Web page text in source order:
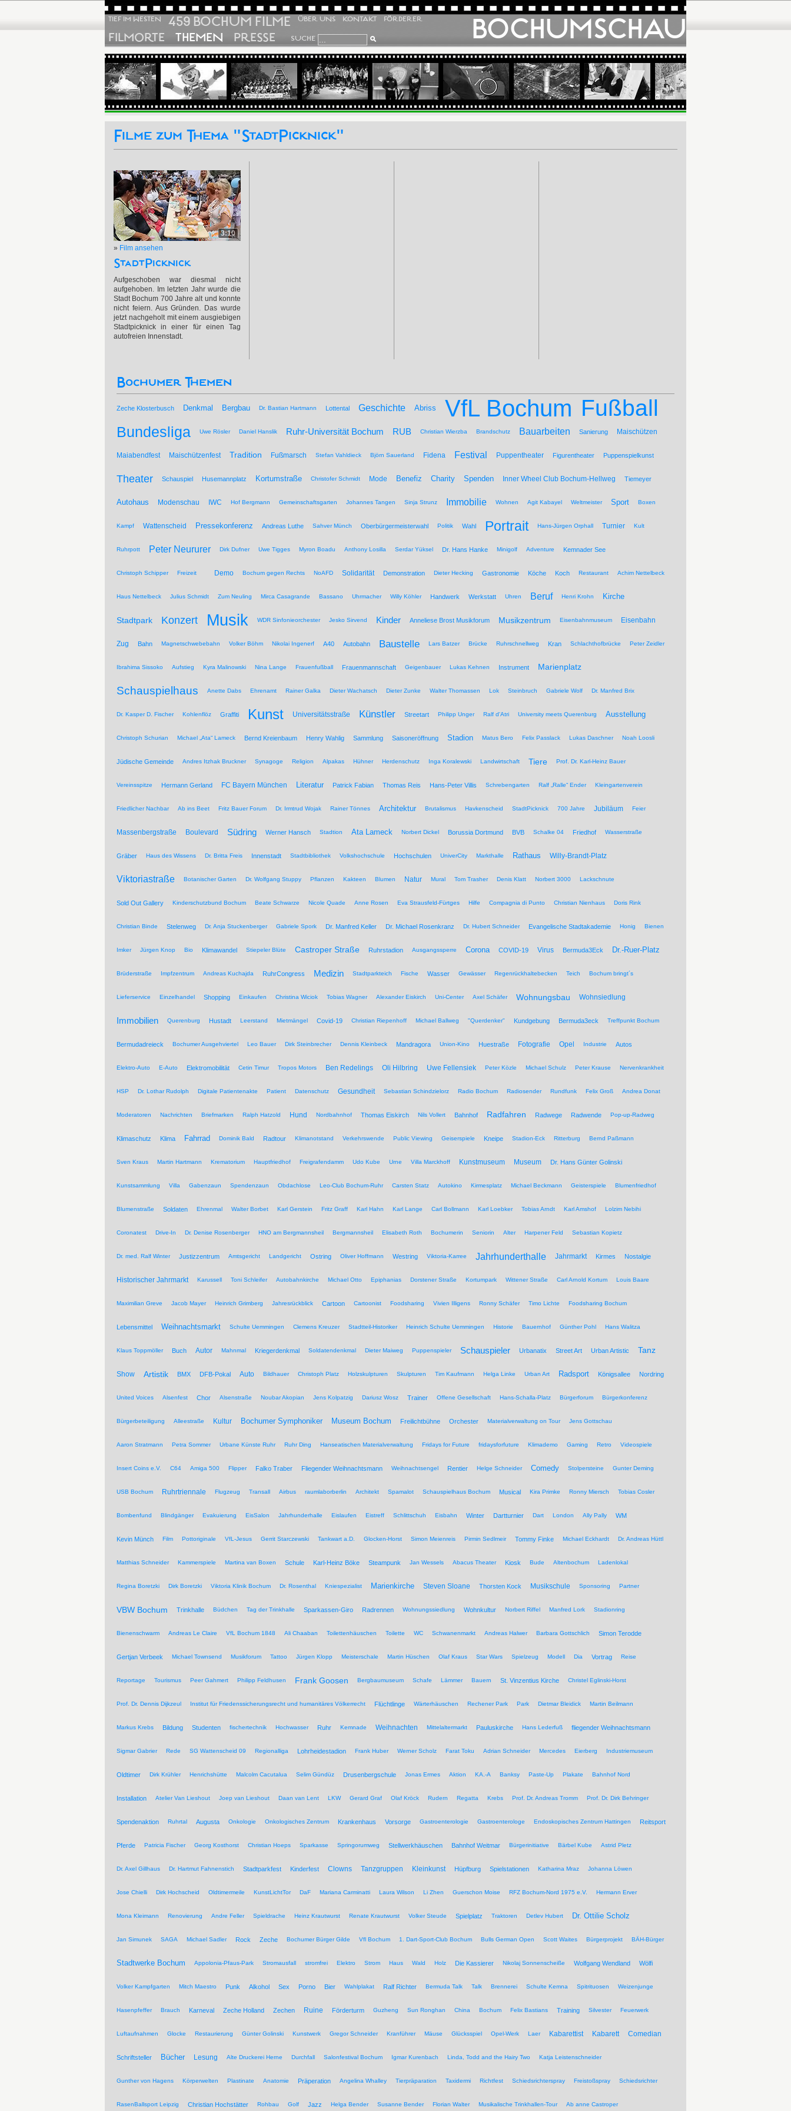
BOCHUMSCHAU
TIEF IM WESTEN 459 BOCHUM FILME ÜBER UNS KONTAKT FÖRDERER
FILMORTE THEMEN PRESSE SUCHE
Filme zum Thema "StadtPicknick"
3:10
» Film ansehen
StadtPicknick
Aufgeschoben war diesmal nicht
aufgehoben. Im letzten Jahr wurde die
Stadt Bochum 700 Jahre alt und konnte
nicht feiern. Aus Gründen. Das wurde
jetzt nachgeholt mit einem ausgiebigen
Stadtpicknick in einer für einen Tag
autofreien Innenstadt.
Bochumer Themen
Zeche Klosterbusch Denkmal Bergbau Dr. Bastian Hartmann Lottental Geschichte Abriss VfL Bochum Fußball
Bundesliga Uwe Rösler Daniel Hanslik Ruhr-Universität Bochum RUB Christian Wierzba Brandschutz Bauarbeiten Sanierung Maischützen
Maiabendfest Maischützenfest Tradition Fußmarsch Stefan Vahldieck Björn Sauerland Fidena Festival Puppentheater Figurentheater Puppenspielkunst
Theater Schauspiel Husemannplatz Kortumstraße Christofer Schmidt Mode Benefiz Charity Spenden Inner Wheel Club Bochum-Hellweg Tiemeyer
Autohaus Modenschau IWC Hof Bergmann Gemeinschaftsgarten Johannes Tangen Sinja Strunz Immobilie Wohnen Agit Kabayel Weltmeister Sport Boxen
Kampf Wattenscheid Pressekonferenz Andreas Luthe Sahver Münch Oberbürgermeisterwahl Politik Wahl Portrait Hans-Jürgen Orphall Turnier Kult
Ruhrpott Peter Neururer Dirk Dufner Uwe Tigges Myron Boadu Anthony Losilla Serdar Yüksel Dr. Hans Hanke Minigolf Adventure Kemnader See
Christoph Schipper Freizeit Demo Bochum gegen Rechts NoAFD Solidarität Demonstration Dieter Hecking Gastronomie Köche Koch Restaurant Achim Nettelbeck
Haus Nettelbeck Julius Schmidt Zum Neuling Mirca Casagrande Bassano Uhrmacher Willy Köhler Handwerk Werkstatt Uhren Beruf Henri Krohn Kirche
Stadtpark Konzert Musik WDR Sinfonieorchester Jesko Sirvend Kinder Anneliese Brost Musikforum Musikzentrum Eisenbahnmuseum Eisenbahn
Zug Bahn Magnetschwebebahn Volker Böhm Nikolai Ingenerf A40 Autobahn Baustelle Lars Batzer Brücke Ruhrschnellweg Kran Schlachthofbrücke Peter Zeidler
Ibrahima Sissoko Aufstieg Kyra Malinowski Nina Lange Frauenfußball Frauenmannschaft Geigenbauer Lukas Kehnen Instrument Marienplatz
Schauspielhaus Anette Dabs Ehrenamt Rainer Galka Dieter Wachatsch Dieter Zunke Walter Thomassen Lok Steinbruch Gabriele Wolf Dr. Manfred Brix
Dr. Kasper D. Fischer Kohlenflöz Graffiti Kunst Universitätsstraße Künstler Streetart Philipp Unger Ralf d'Atri University meets Querenburg Ausstellung
Christoph Schurian Michael „Ata“ Lameck Bernd Kreienbaum Henry Wahlig Sammlung Saisoneröffnung Stadion Matus Bero Felix Passlack Lukas Daschner Noah Loosli
Jüdische Gemeinde Andres Itzhak Bruckner Synagoge Religion Alpakas Hühner Herdenschutz Inga Koralewski Landwirtschaft Tiere Prof. Dr. Karl-Heinz Bauer
Vereinsspitze Hermann Gerland FC Bayern München Literatur Patrick Fabian Thomas Reis Hans-Peter Villis Schrebengarten Ralf „Ralle“ Ender Kleingartenverein
Friedlicher Nachbar Ab ins Beet Fritz Bauer Forum Dr. Irmtrud Wojak Rainer Tönnes Architektur Brutalismus Havkenscheid StadtPicknick 700 Jahre Jubiläum Feier
Massenbergstraße Boulevard Südring Werner Hansch Stadtion Ata Lameck Norbert Dickel Borussia Dortmund BVB Schalke 04 Friedhof Wasserstraße
Gräber Haus des Wissens Dr. Britta Freis Innenstadt Stadtbibliothek Volkshochschule Hochschulen UniverCity Markthalle Rathaus Willy-Brandt-Platz
Viktoriastraße Botanischer Garten Dr. Wolfgang Stuppy Pflanzen Kakteen Blumen Natur Mural Tom Trasher Denis Klatt Norbert 3000 Lackschnute
Sold Out Gallery Kinderschutzbund Bochum Beate Schwarze Nicole Quade Anne Rosen Eva Strausfeld-Fürtges Hilfe Compagnia di Punto Christian Nienhaus Doris Rink
Christian Binde Stelenweg Dr. Anja Stuckenberger Gabriele Spork Dr. Manfred Keller Dr. Michael Rosenkranz Dr. Hubert Schneider Evangelische Stadtakademie Honig Bienen
Imker Jürgen Knop Bio Klimawandel Stiepeler Blüte Castroper Straße Ruhrstadion Ausgangssperre Corona COVID-19 Virus Bermuda3Eck Dr.-Ruer-Platz
Brüderstraße Impfzentrum Andreas Kuchajda RuhrCongress Medizin Stadtparkteich Fische Wasser Gewässer Regenrückhaltebecken Teich Bochum bringt´s
Lieferservice Einzelhandel Shopping Einkaufen Christina Wiciok Tobias Wagner Alexander Eiskirch Uni-Center Axel Schäfer Wohnungsbau Wohnsiedlung
Immobilien Querenburg Hustadt Leerstand Mietmängel Covid-19 Christian Riepenhoff Michael Ballweg "Querdenker" Kundgebung Bermuda3eck Treffpunkt Bochum
Bermudadreieck Bochumer Ausgehviertel Leo Bauer Dirk Steinbrecher Dennis Kleinbeck Mandragora Union-Kino Huestraße Fotografie Opel Industrie Autos
Elektro-Auto E-Auto Elektromobilität Cetin Timur Tropos Motors Ben Redelings Oli Hilbring Uwe Fellensiek Peter Közle Michael Schulz Peter Krause Nervenkrankheit
HSP Dr. Lothar Rudolph Digitale Patientenakte Patient Datenschutz Gesundheit Sebastian Schindzielorz Radio Bochum Radiosender Rundfunk Felix Groß Andrea Donat
Moderatoren Nachrichten Briefmarken Ralph Hatzold Hund Nordbahnhof Thomas Eiskirch Nils Vollert Bahnhof Radfahren Radwege Radwende Pop-up-Radweg
Klimaschutz Klima Fahrrad Dominik Bald Radtour Klimanotstand Verkehrswende Public Viewing Geiserspiele Kneipe Stadion-Eck Ritterburg Bernd Paßmann
Sven Kraus Martin Hartmann Krematorium Hauptfriedhof Freigrafendamm Udo Kube Urne Villa Marckhoff Kunstmuseum Museum Dr. Hans Günter Golinski
Kunstsammlung Villa Gabenzaun Spendenzaun Obdachlose Leo-Club Bochum-Ruhr Carsten Statz Autokino Kirmesplatz Michael Beckmann Geisterspiele Blumenfriedhof
Blumenstraße Soldaten Ehrenmal Walter Borbet Karl Gerstein Fritz Graff Karl Hahn Karl Lange Carl Bollmann Karl Loebker Tobias Arndt Karl Amshof Lolzim Nebihi
Coronatest Drive-In Dr. Denise Rosenberger HNO am Bergmannsheil Bergmannsheil Elisabeth Roth Bochumerin Seniorin Alter Harpener Feld Sebastian Kopietz
Dr. med. Ralf Winter Justizzentrum Amtsgericht Landgericht Ostring Oliver Hoffmann Westring Viktoria-Karree Jahrhunderthalle Jahrmarkt Kirmes Nostalgie
Historischer Jahrmarkt Karussell Toni Schleifer Autobahnkirche Michael Otto Epiphanias Dorstener Straße Kortumpark Wittener Straße Carl Arnold Kortum Louis Baare
Maximilian Greve Jacob Mayer Heinrich Grimberg Jahresrückblick Cartoon Cartoonist Foodsharing Vivien Illigens Ronny Schäfer Timo Lichte Foodsharing Bochum
Lebensmittel Weihnachtsmarkt Schulte Uemmingen Clemens Kreuzer Stadtteil-Historiker Heinrich Schulte Uemmingen Historie Bauernhof Günther Pohl Hans Walitza
Klaus Toppmöller Buch Autor Mahnmal Kriegerdenkmal Soldatendenkmal Dieter Maiweg Puppenspieler Schauspieler Urbanatix Street Art Urban Artistic Tanz
Show Artistik BMX DFB-Pokal Auto Bildhauer Christoph Platz Holzskulpturen Skulpturen Tim Kaufmann Helga Linke Urban Art Radsport Königsallee Nordring
United Voices Alsenfest Chor Alsenstraße Noubar Akopian Jens Kolpatzig Dariusz Wosz Trainer Offene Gesellschaft Hans-Schalla-Platz Bürgerforum Bürgerkonferenz
Bürgerbeteiligung Alleestraße Kultur Bochumer Symphoniker Museum Bochum Freilichtbühne Orchester Materialverwaltung on Tour Jens Gottschau
Aaron Stratmann Petra Sommer Urbane Künste Ruhr Ruhr Ding Hanseatischen Materialverwaltung Fridays for Future fridaysforfuture Klimademo Gaming Retro Videospiele
Insert Coins e.V. C64 Amiga 500 Flipper Falko Traber Fliegender Weihnachtsmann Weihnachtsengel Rentier Helge Schneider Comedy Stolpersteine Gunter Deming
USB Bochum Ruhrtriennale Flugzeug Transall Airbus raumlaborberlin Architekt Spamalot Schauspielhaus Bochum Musical Kira Primke Ronny Miersch Tobias Cosler
Bombenfund Blindgänger Evakuierung EisSalon Jahrhunderhalle Eislaufen Eistreff Schlittschuh Eisbahn Winter Dartturnier Dart London Ally Pally WM
Kevin Münch Film Pottoriginale VfL-Jesus Gerrit Starczewski Tankwart a.D. Glocken-Horst Simon Meienreis Pirmin Sedlmeir Tommy Finke Michael Eckhardt Dr. Andreas Hüttl
Matthias Schneider Kammerspiele Martina van Boxen Schule Karl-Heinz Böke Steampunk Jan Wessels Abacus Theater Kiosk Bude Altenbochum Ladenlokal
Regina Boretzki Dirk Boretzki Viktoria Klinik Bochum Dr. Rosenthal Kniespezialist Marienkirche Steven Sloane Thorsten Kock Musikschule Sponsoring Partner
VBW Bochum Trinkhalle Büdchen Tag der Trinkhalle Sparkassen-Giro Radrennen Wohnungssiedlung Wohnkultur Norbert Riffel Manfred Lork Stadionring
Bienenschwarm Andreas Le Claire VfL Bochum 1848 Ali Chaaban Toilettenhäuschen Toilette WC Schwanenmarkt Andreas Halwer Barbara Gottschlich Simon Terodde
Gertjan Verbeek Michael Townsend Musikforum Tattoo Jürgen Klopp Meisterschale Martin Hüschen Olaf Kraus Star Wars Spielzeug Modell Dia Vortrag Reise
Reportage Tourismus Peer Gahmert Philipp Feldhusen Frank Goosen Bergbaumuseum Schafe Lämmer Bauern St. Vinzentius Kirche Christel Eglinski-Horst
Prof. Dr. Dennis Dijkzeul Institut für Friedenssicherungsrecht und humanitäres Völkerrecht Flüchtlinge Wärterhäuschen Rechener Park Park Dietmar Bleidick Martin Beilmann
Markus Krebs Bildung Studenten fischertechnik Hochwasser Ruhr Kemnade Weihnachten Mittelaltermarkt Pauluskirche Hans Lederfuß fliegender Weihnachtsmann
Sigmar Gabrier Rede SG Wattenscheid 09 Regionalliga Lohrheidestadion Frank Huber Werner Scholz Farat Toku Adrian Schneider Mercedes Eierberg Industriemuseum
Oldtimer Dirk Krühler Henrichshütte Malcolm Cacutalua Selim Gündüz Drusenbergschule Jonas Ermes Aktion KA.-A Banksy Paste-Up Plakate Bahnhof Nord
Installation Atelier Van Lieshout Joep van Lieshout Daan van Lent LKW Gerard Graf Olaf Kröck Rudern Regatta Krebs Prof. Dr. Andreas Tromm Prof. Dr. Dirk Behringer
Spendenaktion Ruhrtal Augusta Onkologie Onkologisches Zentrum Krankenhaus Vorsorge Gastroenterologie Gastroenterologe Endoskopisches Zentrum Hattingen Reitsport
Pferde Patricia Fischer Georg Kosthorst Christian Hoeps Sparkasse Springorumweg Stellwerkhäuschen Bahnhof Weitmar Bürgerinitiative Bärbel Kube Astrid Pletz
Dr. Axel Gillhaus Dr. Hartmut Fahnenstich Stadtparkfest Kinderfest Clowns Tanzgruppen Kleinkunst Hüpfburg Spielstationen Katharina Mraz Johanna Löwen
Jose Chielli Dirk Hochscheid Oldtimermeile KunstLichtTor DaF Mariana Carminatti Laura Wilson Li Zhen Guerschon Moise RFZ Bochum-Nord 1975 e.V. Hermann Erver
Mona Kleimann Renovierung Andre Feller Spieldrache Heinz Krautwurst Renate Krautwurst Volker Steude Spielplatz Traktoren Detlev Hubert Dr. Ottilie Scholz
Jan Simunek SAGA Michael Sadler Rock Zeche Bochumer Bürger Gilde Vfl Bochum 1. Dart-Sport-Club Bochum Bulls German Open Scott Waites Bürgerprojekt BÄH-Bürger
Stadtwerke Bochum Appolonia-Pfaus-Park Stromausfall stromfrei Elektro Strom Haus Wald Holz Die Kassierer Nikolaj Sonnenscheiße Wolfgang Wendland Wölfi
Volker Kampfgarten Mitch Maestro Punk Alkohol Sex Porno Bier Wahlplakat Ralf Richter Bermuda Talk Talk Brennerei Schulte Kemna Spitrituosen Weizenjunge
Hasenpfeffer Brauch Karneval Zeche Holland Zechen Ruine Förderturm Guzheng Sun Ronghan China Bochum Felix Bastians Training Silvester Feuerwerk
Luftaufnahmen Glocke Restaurierung Günter Golinski Kunstwerk Gregor Schneider Kranführer Mäuse Glücksspiel Opel-Werk Laer Kabarettist Kabarett Comedian
Schriftsteller Bücher Lesung Alte Druckerei Herne Durchfall Salonfestival Bochum Igmar Kurenbach Linda, Todd and the Hairy Two Katja Leistenschneider
Gunther von Hagens Körperwelten Plastinate Anatomie Präperation Angelina Whalley Tierpräparation Taxidermi Richtfest Schiedsrichterspray Freistoßspray Schiedsrichter
RasenBallsport Leipzig Christian Hochstätter Rohbau Golf Jazz Helga Bender Susanne Bender Florian Walter Musikalische Trinkhallen-Tour Ab anne Castroper